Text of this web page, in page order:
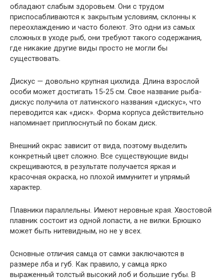
обладают слабым здоровьем. Они с трудом
приспосабливаются к закрытым условиям, склонны к
переохлаждению и часто болеют. Это одни из самых
сложных в уходе рыб, они требуют такого содержания,
где никакие другие виды просто не могли бы
существовать.
Дискус — довольно крупная цихлида. Длина взрослой
особи может достигать 15-25 см. Свое название рыба-
дискус получила от латинского названия «дискус», что
переводится как «диск». Форма корпуса действительно
напоминает приплюснутый по бокам диск.
Внешний окрас зависит от вида, поэтому выделить
конкретный цвет сложно. Все существующие виды
скрещиваются, в результате получается яркая и
красочная окраска, но плохой иммунитет и упрямый
характер.
Плавники параллельны. Имеют неровные края. Хвостовой
плавник состоит из одной лопасти, а не вилки. Брюшко
может быть нитевидным, но не у всех.
Основные отличия самца от самки заключаются в
размере лба и губ. Как правило, у самца ярко
выраженный толстый высокий лоб и большие губы. В